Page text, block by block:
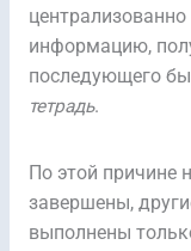
информацию,
последующего
тетрадь.
По этой причине
завершены,
выполнены